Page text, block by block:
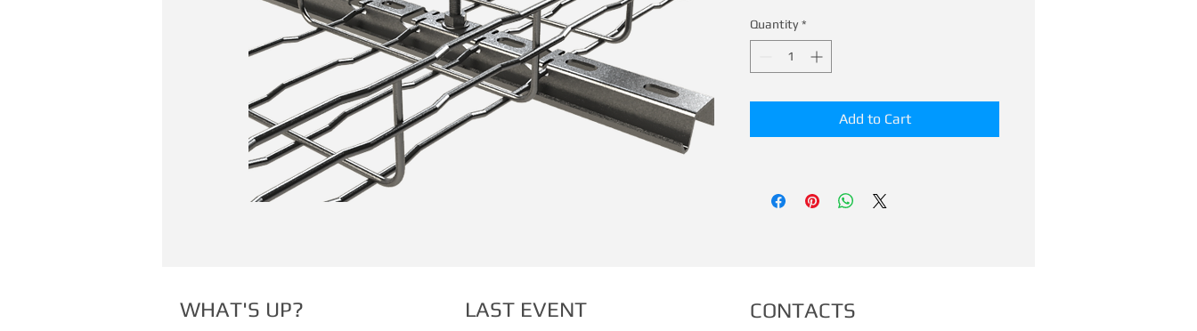
รวดเร็วกว่า มากมาก
Quantity *
Add to Cart
WHAT'S UP? LAST EVENT CONTACTS